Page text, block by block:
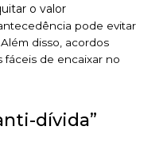
o valor
pode evitar
disso, acordos
fáceis de encaixar no
dívida”